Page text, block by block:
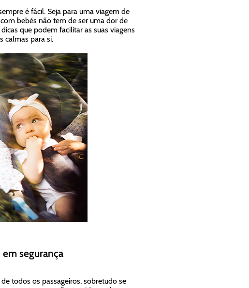
é fácil. Seja para uma viagem de
bebés não tem de ser uma dor de
que podem facilitar as suas viagens
calmas para si.
segurança
todos os passageiros, sobretudo se